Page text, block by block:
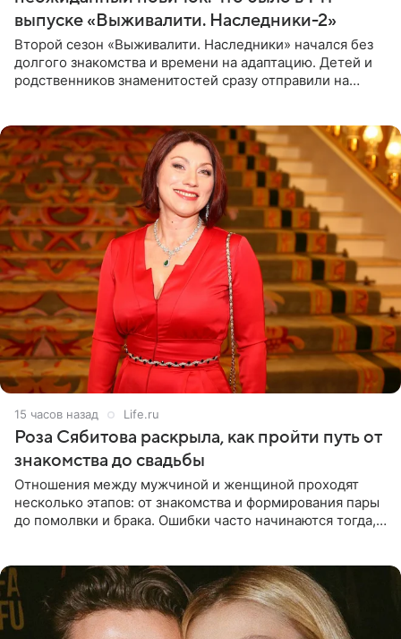
выпуске «Выживалити. Наследники-2»
Второй сезон «Выживалити. Наследники» начался без
долгого знакомства и времени на адаптацию. Детей и
родственников знаменитостей сразу отправили на
15 часов назад Life.ru
Роза Сябитова раскрыла, как пройти путь от
знакомства до свадьбы
Отношения между мужчиной и женщиной проходят
несколько этапов: от знакомства и формирования пары
до помолвки и брака. Ошибки часто начинаются тогда,